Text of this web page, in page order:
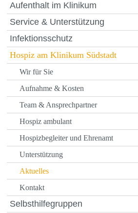
Aufenthalt im Klinikum
Service & Unterstützung
Infektionsschutz
Hospiz am Klinikum Südstadt
Wir für Sie
Aufnahme & Kosten
Team & Ansprechpartner
Hospiz ambulant
Hospizbegleiter und Ehrenamt
Unterstützung
Aktuelles
Kontakt
Selbsthilfegruppen